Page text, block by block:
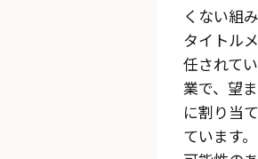
くない組
タイトル
任されて
業で、望
に割り当
ています